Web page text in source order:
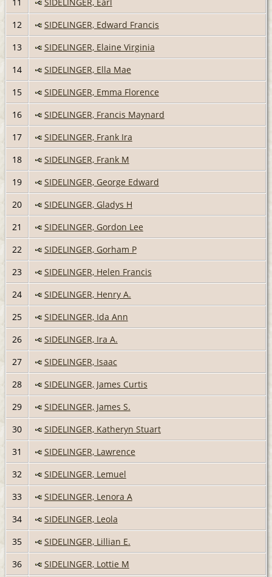
12
SIDELINGER, Edward Francis
13
SIDELINGER, Elaine Virginia
14
SIDELINGER, Ella Mae
15
SIDELINGER, Emma Florence
16
SIDELINGER, Francis Maynard
17
SIDELINGER, Frank Ira
18
SIDELINGER, Frank M
19
SIDELINGER, George Edward
20
SIDELINGER, Gladys H
21
SIDELINGER, Gordon Lee
22
SIDELINGER, Gorham P
23
SIDELINGER, Helen Francis
24
SIDELINGER, Henry A.
25
SIDELINGER, Ida Ann
26
SIDELINGER, Ira A.
27
SIDELINGER, Isaac
28
SIDELINGER, James Curtis
29
SIDELINGER, James S.
30
SIDELINGER, Katheryn Stuart
31
SIDELINGER, Lawrence
32
SIDELINGER, Lemuel
33
SIDELINGER, Lenora A
34
SIDELINGER, Leola
35
SIDELINGER, Lillian E.
36
SIDELINGER, Lottie M